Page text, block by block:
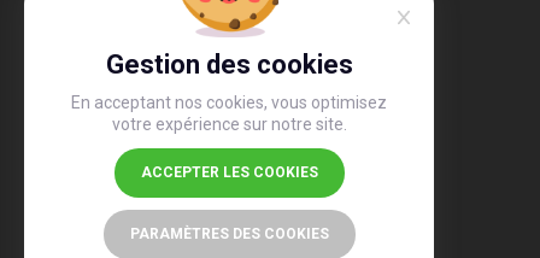
Gestion des cookies
En acceptant nos cookies, vous optimisez
votre expérience sur notre site.
ACCEPTER LES COOKIES
PARAMÈTRES DES COOKIES
4,4